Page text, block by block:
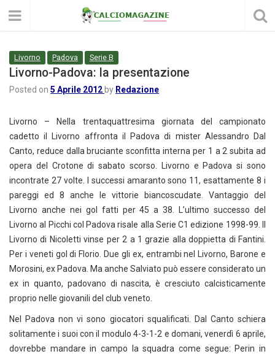
Livorno Padova Serie B
Livorno-Padova: la presentazione
Posted on 5 Aprile 2012 by Redazione
Livorno – Nella trentaquattresima giornata del campionato
cadetto il Livorno affronta il Padova di mister Alessandro Dal
Canto, reduce dalla bruciante sconfitta interna per 1 a 2 subita ad
opera del Crotone di sabato scorso. Livorno e Padova si sono
incontrate 27 volte. I successi amaranto sono 11, esattamente 8 i
pareggi ed 8 anche le vittorie biancoscudate. Vantaggio del
Livorno anche nei gol fatti per 45 a 38. L’ultimo successo del
Livorno al Picchi col Padova risale alla Serie C1 edizione 1998-99. Il
Livorno di Nicoletti vinse per 2 a 1 grazie alla doppietta di Fantini.
Per i veneti gol di Florio. Due gli ex, entrambi nel Livorno, Barone e
Morosini, ex Padova. Ma anche Salviato può essere considerato un
ex in quanto, padovano di nascita, è cresciuto calcisticamente
proprio nelle giovanili del club veneto.
Nel Padova non vi sono giocatori squalificati. Dal Canto schiera
solitamente i suoi con il modulo 4-3-1-2 e domani, venerdì 6 aprile,
dovrebbe mandare in campo la squadra come segue: Perin in